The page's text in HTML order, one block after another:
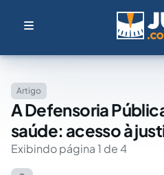
Artigo
A Defensoria
saúde: acesso à
Exibindo página 1 de 4